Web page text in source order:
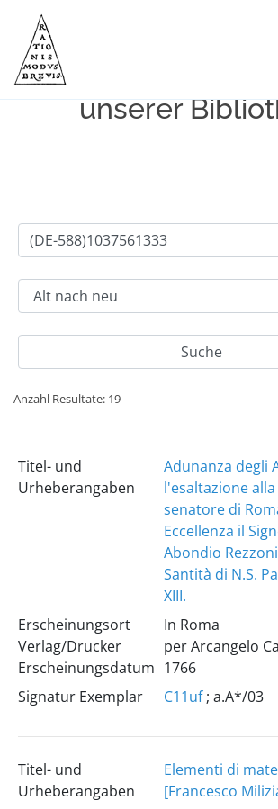
Einfache Suche im
unserer
Anzahl Resultate: 19
Titel- und
Urheberangaben
Adunanza degli
l'esaltazione
senatore di
Eccellenza il
Abondio
Santità di N.S.
XIII.
Erscheinungsort
Verlag/Drucker
Erscheinungsdatum
In Roma
per Arcangelo
1766
Signatur Exemplar
C11uf; a.A*/03
Titel- und
Urheberangaben
Elementi di
[Francesco